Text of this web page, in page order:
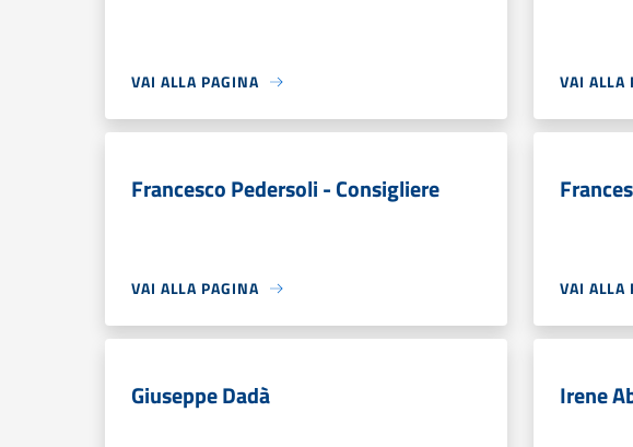
VAI ALLA PAGINA VAI ALLA
Francesco Pedersoli - Consigliere
VAI ALLA PAGINA VAI ALLA
Giuseppe Dadà Irene